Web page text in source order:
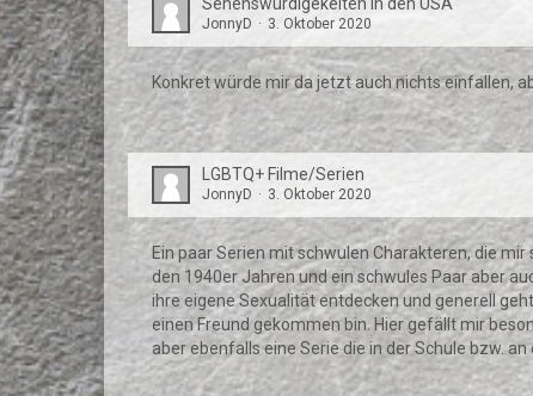
JonnyD 3. Oktober 2020
Konkret würde mir da jetzt auch nichts einfallen,
LGBTQ+ Filme/Serien
JonnyD 3. Oktober 2020
Ein paar Serien mit schwulen Charakteren, die
den 1940er Jahren und ein schwules Paar aber
ihre eigene Sexualität entdecken und generell
einen Freund gekommen bin. Hier gefällt mir
aber ebenfalls eine Serie die in der Schule bzw. an